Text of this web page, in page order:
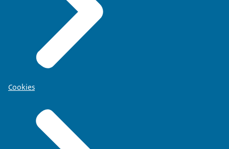
Cookies